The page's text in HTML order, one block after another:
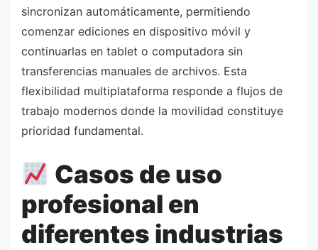
sincronizan automáticamente, permitiendo
comenzar ediciones en dispositivo móvil y
continuarlas en tablet o computadora sin
transferencias manuales de archivos. Esta
flexibilidad multiplataforma responde a flujos de
trabajo modernos donde la movilidad constituye
prioridad fundamental.
Casos de uso
profesional en
diferentes industrias